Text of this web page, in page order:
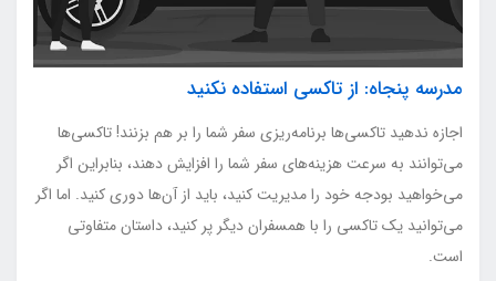
مدرسه پنجاه: از تاکسی استفاده نکنید
اجازه ندهید تاکسی‌ها برنامه‌ریزی سفر شما را بر هم بزنند! تاکسی‌ها
می‌توانند به سرعت هزینه‌های سفر شما را افزایش دهند، بنابراین اگر
می‌خواهید بودجه خود را مدیریت کنید، باید از آن‌ها دوری کنید. اما اگر
می‌توانید یک تاکسی را با همسفران دیگر پر کنید، داستان متفاوتی
است.